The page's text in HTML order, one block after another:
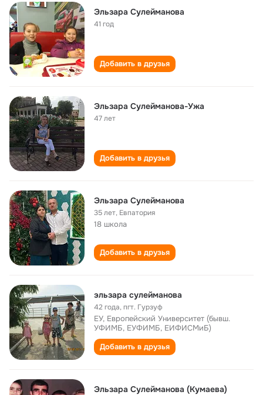
Эльзара Сулейманова
41 год
Добавить в друзья
Эльзара Сулейманова-Ужа
47 лет
Добавить в друзья
Эльзара Сулейманова
35 лет, Евпатория
18 школа
Добавить в друзья
эльзара сулейманова
42 года,пгт. Гурзуф
ЕУ, Европейский Университет (бывш.
УФИМБ, ЕУФИМБ, ЕИФИСМиБ)
Добавить в друзья
Эльзара Сулейманова (Кумаева)